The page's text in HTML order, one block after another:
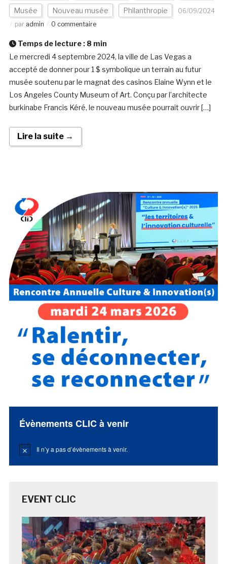
Musée Nouveau musée Philanthropie
06/09/2024
par admin 0 commentaire
Temps de lecture : 8 min
Le mercredi 4 septembre 2024, la ville de Las Vegas a
accepté de donner pour 1 $ symbolique un terrain au futur
musée soutenu par le magnat des casinos Elaine Wynn et le
Los Angeles County Museum of Art. Conçu par l’architecte
burkinabe Francis Kéré, le nouveau musée pourrait ouvrir […]
Lire la suite →
Évènements CLIC à venir
Notice Il n’y a pas d’évènements à venir.
EVENT CLIC